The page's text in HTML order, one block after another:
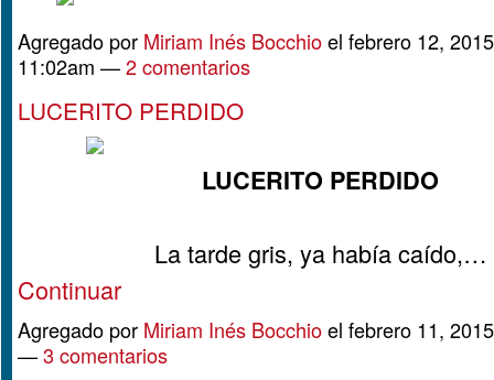
Agregado por Miriam Inés Bocchioel febrero 12,
11:02am —2 comentarios
LUCERITO PERDIDO
LUCERITO PERDIDO
La tarde gris, ya había caído,…
Continuar
Agregado por Miriam Inés Bocchioel febrero 11,
—3 comentarios